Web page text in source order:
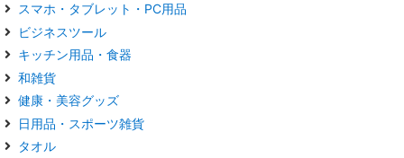
スマホ・タブレット・PC用品
ビジネスツール
キッチン用品・食器
和雑貨
健康・美容グッズ
日用品・スポーツ雑貨
タオル